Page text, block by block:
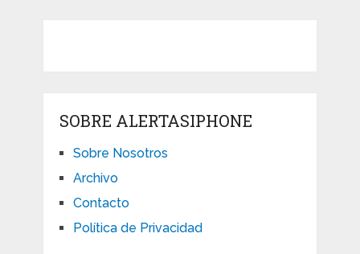
SOBRE ALERTASIPHONE
Sobre Nosotros
Archivo
Contacto
Política de Privacidad